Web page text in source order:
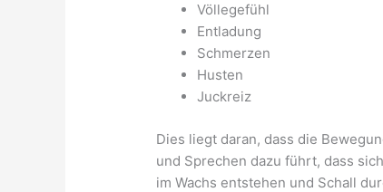
Völlegefühl
Entladung
Schmerzen
Husten
Juckreiz
Dies liegt daran, dass die
und Sprechen dazu führt, dass
im Wachs entstehen und Schall